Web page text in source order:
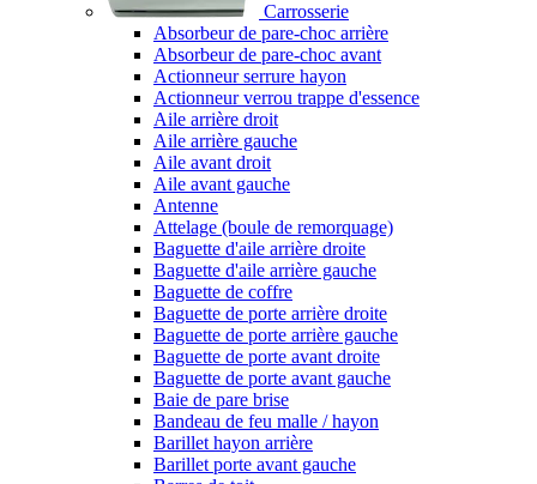
Carrosserie
Absorbeur de pare-choc arrière
Absorbeur de pare-choc avant
Actionneur serrure hayon
Actionneur verrou trappe d'essence
Aile arrière droit
Aile arrière gauche
Aile avant droit
Aile avant gauche
Antenne
Attelage (boule de remorquage)
Baguette d'aile arrière droite
Baguette d'aile arrière gauche
Baguette de coffre
Baguette de porte arrière droite
Baguette de porte arrière gauche
Baguette de porte avant droite
Baguette de porte avant gauche
Baie de pare brise
Bandeau de feu malle / hayon
Barillet hayon arrière
Barillet porte avant gauche